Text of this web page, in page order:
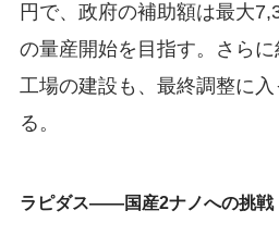
円で、政府の補助額は最大
の量産開始を目指す。さら
工場の建設も、最終調整に
る。
ラピダス——国産2ナノへの挑戦